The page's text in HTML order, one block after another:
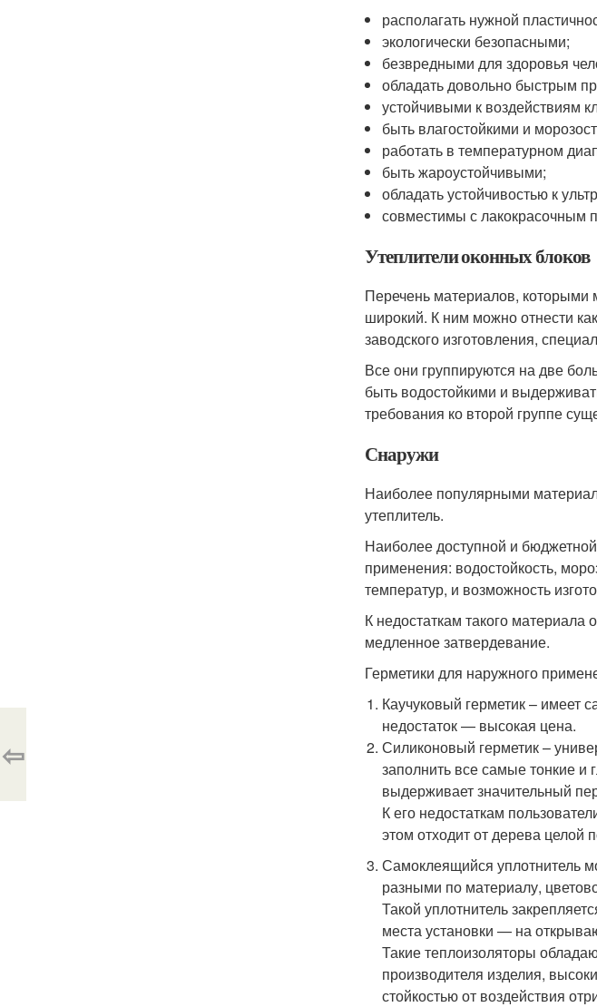
располагать нужной
экологически безопасными;
безвредными для здоровья
обладать довольно быстрым
устойчивыми к воздействиям
быть влагостойкими и
работать в температурном
быть жароустойчивыми;
обладать устойчивостью к
совместимы с лакокрасочным
Утеплители оконных блоков
Перечень материалов, которыми
широкий. К ним можно отнести
заводского изготовления,
Все они группируются на две
быть водостойкими и
требования ко второй группе
Снаружи
Наиболее популярными
утеплитель.
Наиболее доступной и
применения: водостойкость,
температур, и возможность
К недостаткам такого материала
медленное затвердевание.
Герметики для наружного
Каучуковый герметик – имеет
недостаток — высокая цена.
Силиконовый герметик –
заполнить все самые тонкие и
выдерживает значительный
К его недостаткам
этом отходит от дерева целой
Самоклеящийся уплотнитель
разными по материалу,
Такой уплотнитель
места установки — на
Такие теплоизоляторы
производителя изделия,
стойкостью от воздействия
⇦